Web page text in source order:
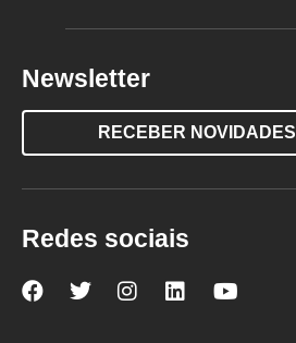
Newsletter
RECEBER NOVIDADES
Redes sociais
NovaNova Nova Nova